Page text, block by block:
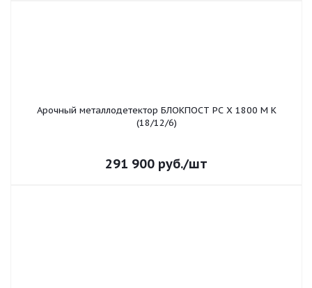
Арочный металлодетектор БЛОКПОСТ PC Х 1800 M K
(18/12/6)
291 900 руб./шт